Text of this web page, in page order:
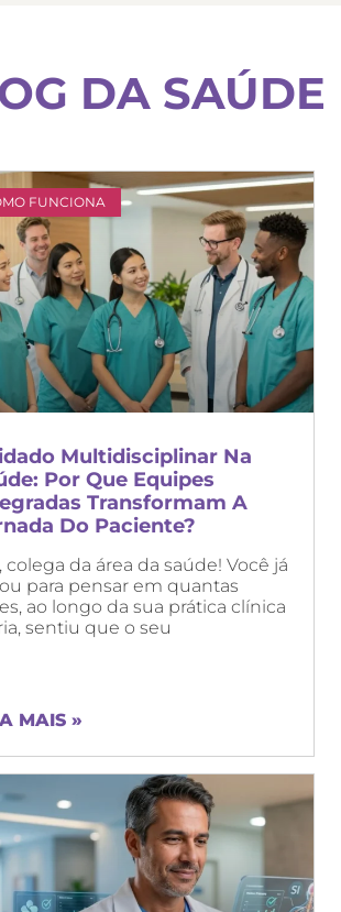
DA SAÚDE
FUNCIONA
Multidisciplinar Na
Por Que Equipes
Transformam A
Do Paciente?
colega da área da saúde! Você já
para pensar em quantas
ao longo da sua prática clínica
sentiu que o seu
MAIS »